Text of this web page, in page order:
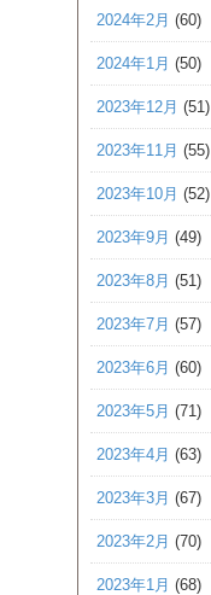
2024年2月 (60)
2024年1月 (50)
2023年12月 (51)
2023年11月 (55)
2023年10月 (52)
2023年9月 (49)
2023年8月 (51)
2023年7月 (57)
2023年6月 (60)
2023年5月 (71)
2023年4月 (63)
2023年3月 (67)
2023年2月 (70)
2023年1月 (68)